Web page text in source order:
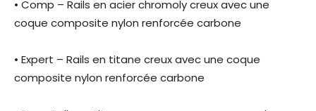
• Comp – Rails en acier chromoly creux avec une
coque composite nylon renforcée carbone
• Expert – Rails en titane creux avec une coque
composite nylon renforcée carbone